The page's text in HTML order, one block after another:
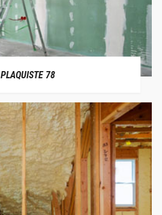
PLAQUISTE 78